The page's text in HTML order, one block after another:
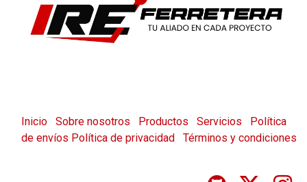
Inicio Sobre nosotros Productos Servicios
Política
de envíos Política de privacidad Términos y condiciones